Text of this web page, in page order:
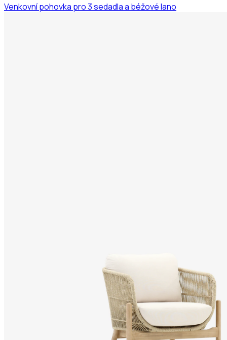
Venkovní pohovka pro 3 sedadla a béžové lano